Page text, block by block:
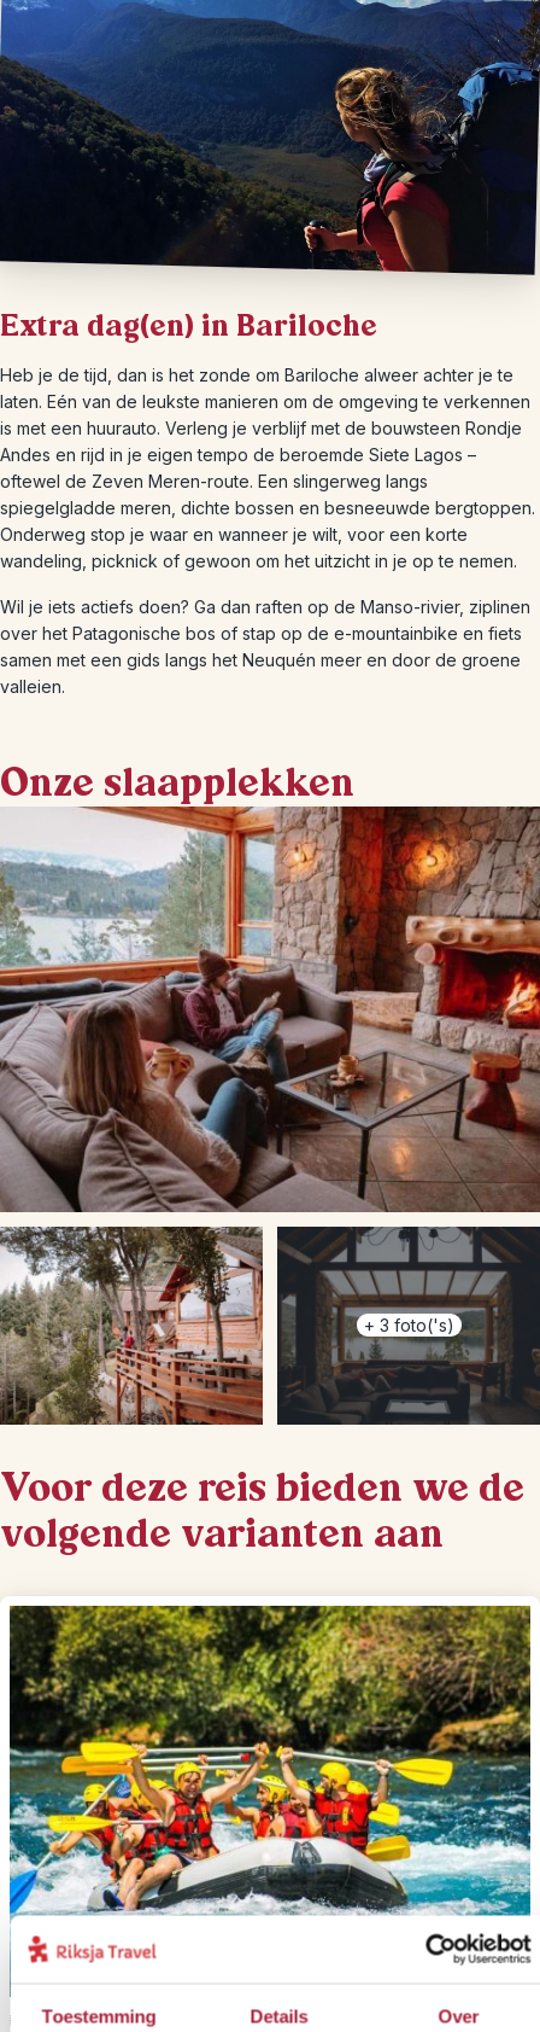
Toestemming Details Over
Extra dag(en) in Bariloche
Heb je de tijd, dan is het zonde om Bariloche alweer achter je te
laten. Eén van de leukste manieren om de omgeving te verkennen
is met een huurauto. Verleng je verblijf met de bouwsteen Rondje
Andes en rijd in je eigen tempo de beroemde Siete Lagos –
oftewel de Zeven Meren-route. Een slingerweg langs
spiegelgladde meren, dichte bossen en besneeuwde bergtoppen.
Onderweg stop je waar en wanneer je wilt, voor een korte
wandeling, picknick of gewoon om het uitzicht in je op te nemen.
Wil je iets actiefs doen? Ga dan raften op de Manso-rivier, ziplinen
over het Patagonische bos of stap op de e-mountainbike en fiets
samen met een gids langs het Neuquén meer en door de groene
valleien.
Onze slaapplekken
+ 3 foto('s)
Voor deze reis bieden we de
volgende varianten aan
Extra activiteit